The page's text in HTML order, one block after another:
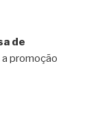
de
promoção